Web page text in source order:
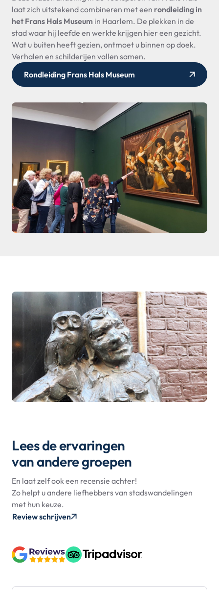
laat zich uitstekend combineren met een rondleiding in
het Frans Hals Museum in Haarlem. De plekken in de
stad waar hij leefde en werkte krijgen hier een gezicht.
Wat u buiten heeft gezien, ontmoet u binnen op doek.
Verhalen en schilderijen vallen samen.
Rondleiding Frans Hals Museum
Lees de ervaringen
van andere groepen
En laat zelf ook een recensie achter!
Zo helpt u andere liefhebbers van stadswandelingen
met hun keuze.
Review schrijven